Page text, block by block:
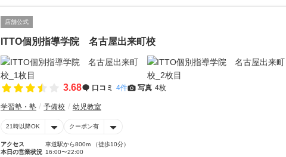
店舗公式
ITTO個別指導学院 名古屋出来町校
3.68 口コミ 4件 写真 4枚
学習塾・塾 予備校 幼児教室
21時以降OK クーポン有
アクセス
車道駅から800m （徒歩10分）
本日の営業状況 16:00〜22:00